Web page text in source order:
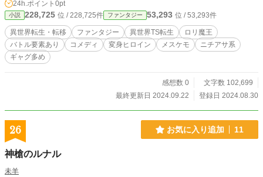
24h.ポイント 0pt
小説 228,725 位 / 228,725件 ファンタジー 53,293 位 / 53,293件
異世界転生・転移 ファンタジー 異世界TS転生
ロリ魔王
バトル要素あり
コメディ 変身ヒロイン メスケモ
ニチアサ系
ギャグ多め
感想数 0
文字数 102,699
最終更新日 2024.09.22
登録日 2024.08.30
26 お気に入り追加 11
神槍のルナル
未羊